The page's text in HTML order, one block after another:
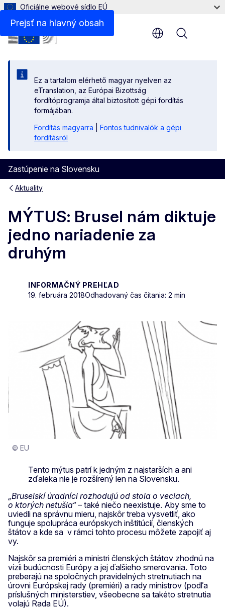
Prejsť na hlavný obsah
Oficiálne webové sídlo EÚ
Ez a tartalom elérhető magyar nyelven az
eTranslation, az Európai Bizottság
fordítóprogramja által biztosított gépi fordítás
formájában.
Fordítás magyarra
Fontos tudnivalók a gépi
fordításról
Zastúpenie na Slovensku
Menu
Aktuality
MÝTUS: Brusel nám diktuje
jedno nariadenie za
druhým
INFORMAČNÝ PREHĽAD
19. februára 2018Odhadovaný čas čítania: 2 min
© EU
Tento mýtus patrí k jedným z najstarších a ani
zďaleka nie je rozšírený len na Slovensku.
„Bruselskí úradníci rozhodujú od stola o veciach,
o ktorých netušia“– také niečo neexistuje. Aby sme to
uviedli na správnu mieru, najskôr treba vysvetliť, ako
funguje spolupráca európskych inštitúcií, členských
štátov a kde sa v rámci tohto procesu môžete zapojiť aj
vy.
Najskôr sa premiéri a ministri členských štátov zhodnú na
vízii budúcnosti Európy a jej ďalšieho smerovania. Toto
preberajú na spoločných pravidelných stretnutiach na
úrovni Európskej rady (premiéri) a rady ministrov (podľa
príslušných ministerstiev, všeobecne sa takéto stretnutia
volajú Rada EÚ).